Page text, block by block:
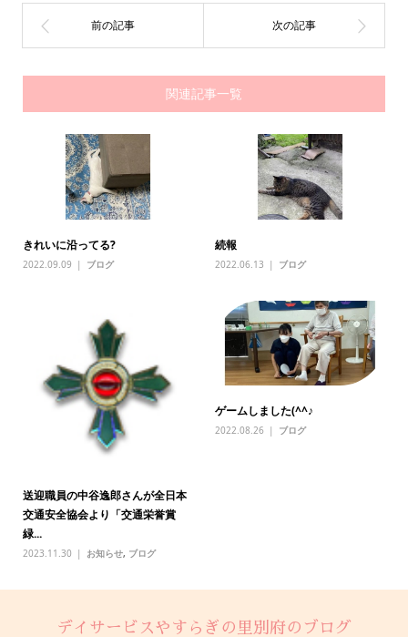
関連記事一覧
きれいに沿ってる?
2022.09.09 ブログ
続報
2022.06.13 ブログ
送迎職員の中谷逸郎さんが全日本
交通安全協会より「交通栄誉賞
緑...
2023.11.30 お知らせ, ブログ
ゲームしました(^^♪
2022.08.26 ブログ
デイサービスやすらぎの里別府のブログ